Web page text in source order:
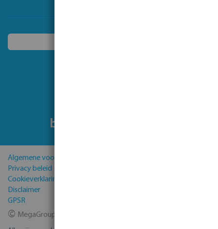
Algemene voorwaarden
Privacy beleid
Cookieverklaring
Disclaimer
GPSR
© MegaGroup Trade 2026